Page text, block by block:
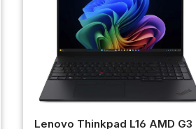
Lenovo Thinkpad L16 AMD G3